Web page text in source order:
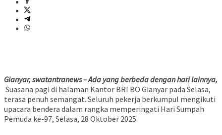
Gianyar, swatantranews – Ada yang berbeda dengan hari lainnya,
Suasana pagi di halaman Kantor BRI BO Gianyar pada Selasa,
terasa penuh semangat. Seluruh pekerja berkumpul mengikuti
upacara bendera dalam rangka memperingati Hari Sumpah
Pemuda ke-97, Selasa, 28 Oktober 2025.